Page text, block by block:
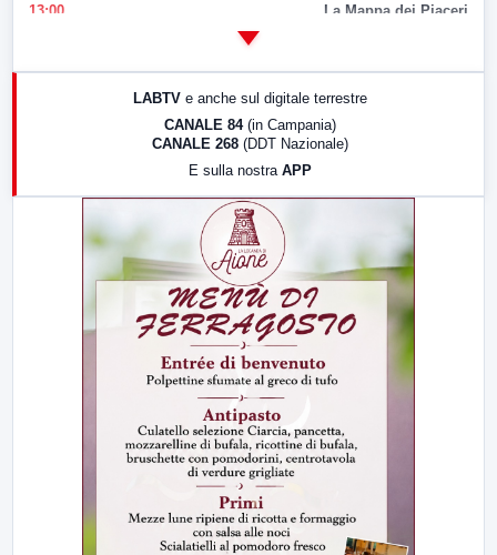
13:00 La Mappa dei Piaceri
LABTV e anche sul digitale terrestre
CANALE 84 (in Campania)
CANALE 268 (DDT Nazionale)
E sulla nostra APP